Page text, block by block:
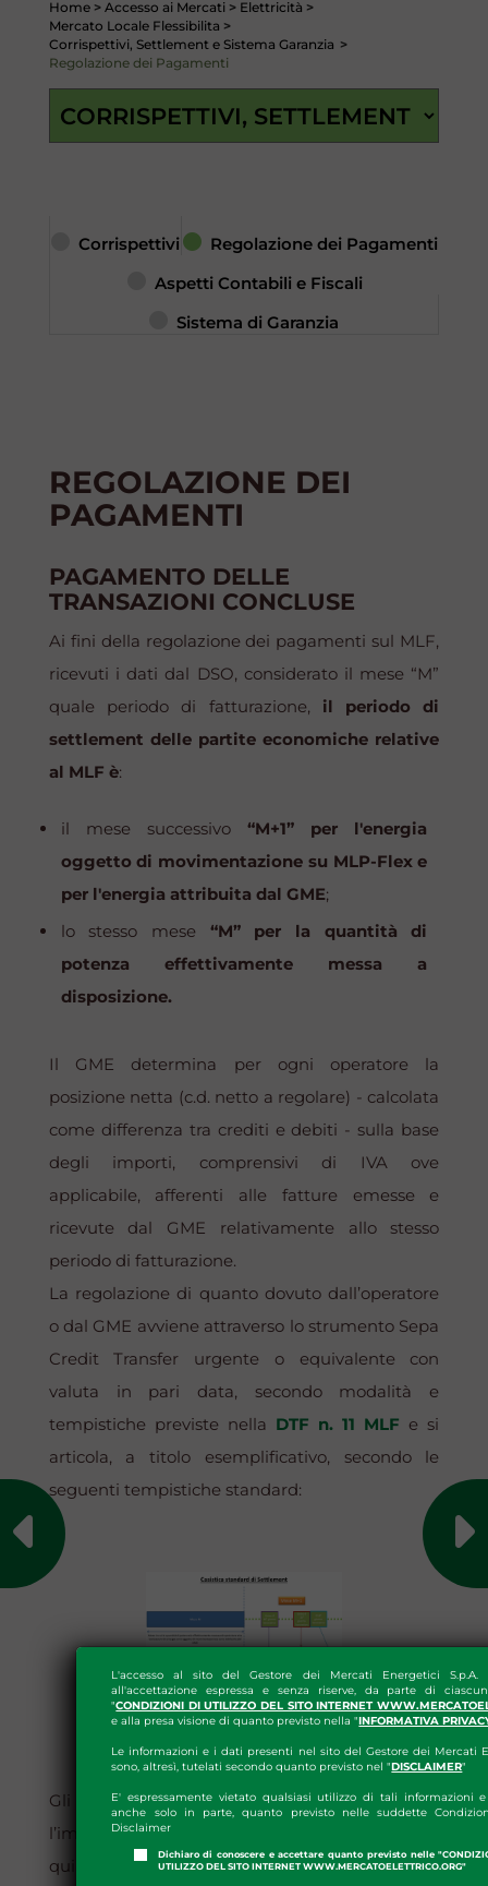
L'accesso al sito del Gestore dei Mercati Energetici S.p.A.
all'accettazione espressa e senza riserve, da parte di
"CONDIZIONI DI UTILIZZO DEL SITO INTERNET
e alla presa visione di quanto previsto nella "INFORMATIVA
Le informazioni e i dati presenti nel sito del Gestore dei Mercati
sono, altresì, tutelati secondo quanto previsto nel "DISCLAIMER"
E' espressamente vietato qualsiasi utilizzo di tali informazioni
anche solo in parte, quanto previsto nelle suddette
Disclaimer
Dichiaro di conoscere e accettare quanto previsto nelle
UTILIZZO DEL SITO INTERNET WWW.MERCATOELETTRICO.ORG"
Home > Accesso ai Mercati > Elettricità >
Mercato Locale Flessibilita >
Corrispettivi, Settlement e Sistema Garanzia >
Regolazione dei Pagamenti
Corrispettivi
Regolazione dei Pagamenti
Aspetti Contabili e Fiscali
Sistema di Garanzia
REGOLAZIONE DEI
PAGAMENTI
PAGAMENTO DELLE
TRANSAZIONI CONCLUSE
Ai fini della regolazione dei pagamenti sul MLF,
ricevuti i dati dal DSO, considerato il mese “M”
quale periodo di fatturazione, il periodo di
settlement delle partite economiche relative
al MLF è:
il mese successivo“M+1” per l'energia
oggetto di movimentazione su MLP-Flex e
per l'energia attribuita dal GME;
lo stesso mese “M” per la quantità di
potenza effettivamente messa a
disposizione.
Il GME determina per ogni operatore la
posizione netta (c.d. netto a regolare) - calcolata
come differenza tra crediti e debiti - sulla base
degli importi, comprensivi di IVA ove
applicabile, afferenti alle fatture emesse e
ricevute dal GME relativamente allo stesso
periodo di fatturazione.
La regolazione di quanto dovuto dall’operatore
o dal GME avviene attraverso lo strumento Sepa
Credit Transfer urgente o equivalente con
valuta in pari data, secondo modalità e
tempistiche previste nella DTF n. 11 MLF e si
articola, a titolo esemplificativo, secondo le
seguenti tempistiche standard:
Gli operatori debitori netti che non regolano
l’importo dovuto entro le ore 12.30 del
quindicesimo giorno lavorativo del mese in cui è